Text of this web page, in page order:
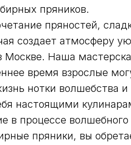
пряников.
пряностей,
создает атмосферу
Москве. Наша
время взрослые
нотки волшебства и
настоящими
в процессе
пряники, вы